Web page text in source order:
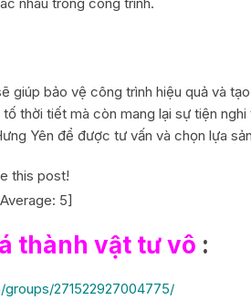
nhau trong công trình.
giúp bảo vệ công trình hiệu quả và
thời tiết mà còn mang lại sự tiện
Yên để được tư vấn và chọn lựa
this post!
Average: 5]
thành vật tư vô :
271522927004775/